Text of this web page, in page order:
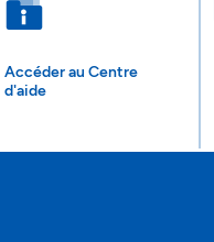
Accéder au Centre
d'aide